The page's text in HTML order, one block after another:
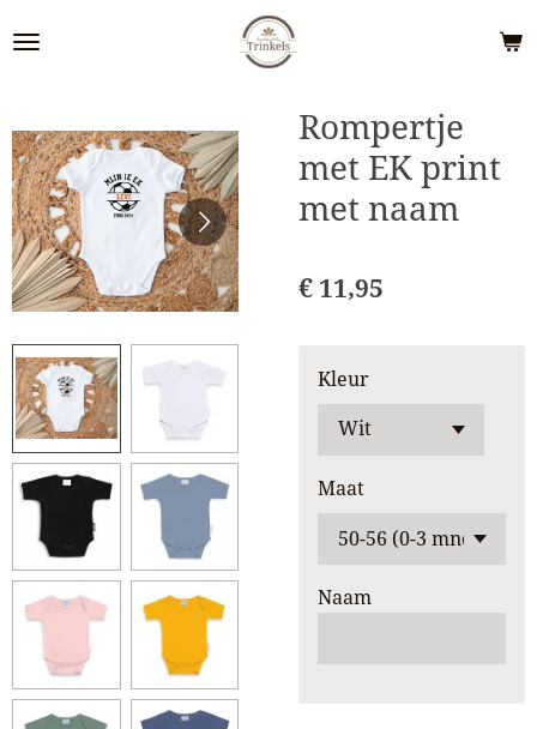
direct
hoofdinhoud
Rompertje
met EK print
met naam
€ 11,95
Kleur
Maat
Naam